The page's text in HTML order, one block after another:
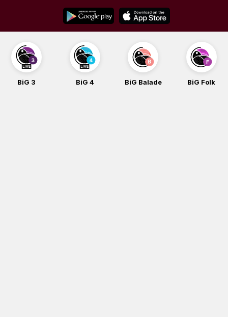
content
BiG 3 BiG 4 BiG Balade BiG Folk